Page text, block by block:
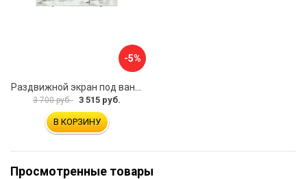
-5%
3 700 руб. 3 515 руб.
В КОРЗИНУ
Просмотренные товары